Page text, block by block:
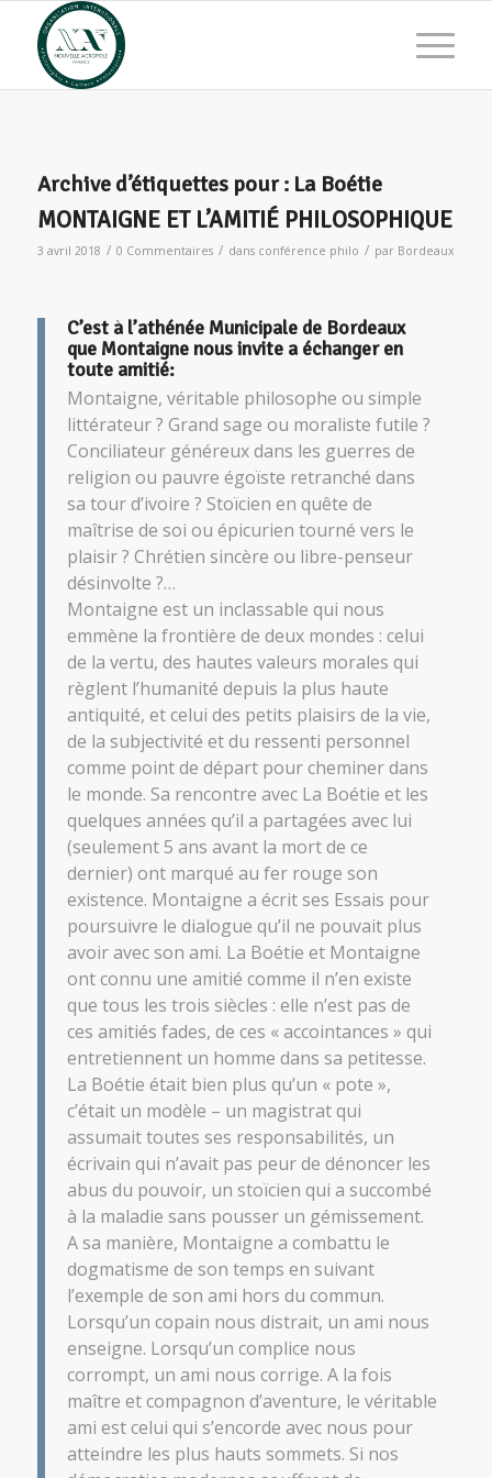
Archive d’étiquettes pour : La Boétie
MONTAIGNE ET L’AMITIÉ PHILOSOPHIQUE
3 avril 2018 / 0 Commentaires / dans conférence philo / par Bordeaux
C’est à l’athénée Municipalede Bordeaux
que Montaignenous invite a échanger en
toute amitié:
Montaigne, véritable philosophe ou simple
littérateur ? Grand sage ou moraliste futile ?
Conciliateur généreux dans les guerres de
religion ou pauvre égoïste retranché dans
sa tour d’ivoire ? Stoïcien en quête de
maîtrise de soi ou épicurien tourné vers le
plaisir ? Chrétien sincère ou libre-penseur
désinvolte ?…
Montaigne est un inclassable qui nous
emmène la frontière de deux mondes : celui
de la vertu, des hautes valeurs morales qui
règlent l’humanité depuis la plus haute
antiquité, et celui des petits plaisirs de la vie,
de la subjectivité et du ressenti personnel
comme point de départ pour cheminer dans
le monde. Sa rencontre avec La Boétie et les
quelques années qu’il a partagées avec lui
(seulement 5 ans avant la mort de ce
dernier) ont marqué au fer rouge son
existence. Montaigne a écrit ses Essais pour
poursuivre le dialogue qu’il ne pouvait plus
avoir avec son ami. La Boétie et Montaigne
ont connu une amitié comme il n’en existe
que tous les trois siècles : elle n’est pas de
ces amitiés fades, de ces « accointances » qui
entretiennent un homme dans sa petitesse.
La Boétie était bien plus qu’un « pote »,
c’était un modèle – un magistrat qui
assumait toutes ses responsabilités, un
écrivain qui n’avait pas peur de dénoncer les
abus du pouvoir, un stoïcien qui a succombé
à la maladie sans pousser un gémissement.
A sa manière, Montaigne a combattu le
dogmatisme de son temps en suivant
l’exemple de son ami hors du commun.
Lorsqu’un copain nous distrait, un ami nous
enseigne. Lorsqu’un complice nous
corrompt, un ami nous corrige. A la fois
maître et compagnon d’aventure, le véritable
ami est celui qui s’encorde avec nous pour
atteindre les plus hauts sommets. Si nos